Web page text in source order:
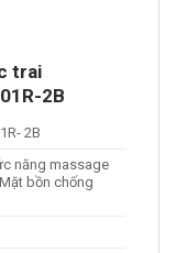
trai
2B
2B
năng massage
bồn chống